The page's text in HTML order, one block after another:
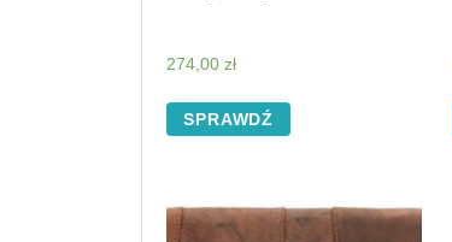
274,00 zł
SPRAWDŹ